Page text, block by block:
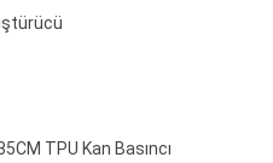
TPU Kan Basıncı